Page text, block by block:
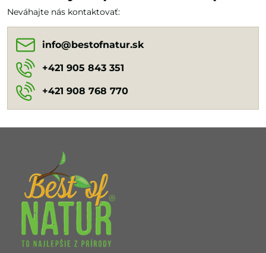
Neváhajte nás kontaktovať:
info​@bestofnatur​.sk
+421 905 843 351
+421 908 768 770